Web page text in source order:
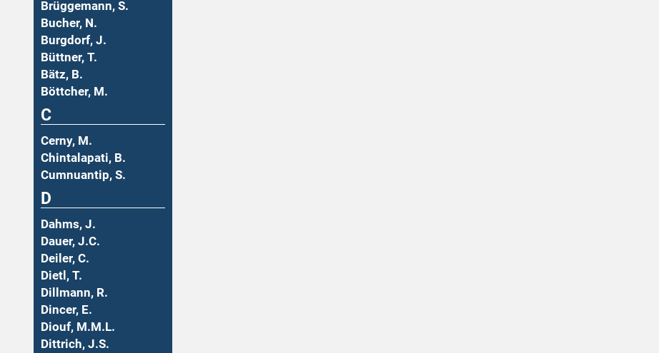
Brüggemann, S.
Bucher, N.
Burgdorf, J.
Büttner, T.
Bätz, B.
Böttcher, M.
C
Cerny, M.
Chintalapati, B.
Cumnuantip, S.
D
Dahms, J.
Dauer, J.C.
Deiler, C.
Dietl, T.
Dillmann, R.
Dincer, E.
Diouf, M.M.L.
Dittrich, J.S.